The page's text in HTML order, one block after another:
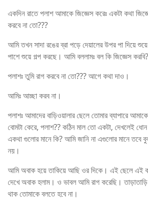
একদিন রাতে পলাশ আমাকে জিজ্ঞেস করেঃ একটা কথা
করবে না তো???
আমি তখন সাদা রঙের ব্রা পড়ে দেয়ালের উপর পা দিয়ে
পাশে শুয়ে গল্প করছে। আমি বললামঃ বল কি জিজ্ঞেস করবি?
পলাশঃ তুমি রাগ করবে না তো??? আগে কথা দাও।
আমিঃ আচ্ছা করব না।
পলাশঃ আমাদের বাড়িওয়ালার ছেলে তোমার ব্যাপারে
বোমটা কেরে, পলাশ?? কঠিন মাল তো একটা, দেখলেই ধোন
একথা গুলোর মানে কি? আমি জানি না এগুলোর মানে তবে
নয়।
আমি অবাক হয়ে তাকিয়ে আছি ওর দিকে। এই ছেলে এই
দেখে অবাক হলাম। ও ভাবল আমি রাগ করেছি।
থাক তোমাকে বলতে হবে না।